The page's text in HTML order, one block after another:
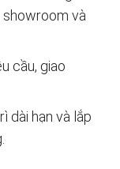
showroom và
cầu, giao
dài hạn và lắp